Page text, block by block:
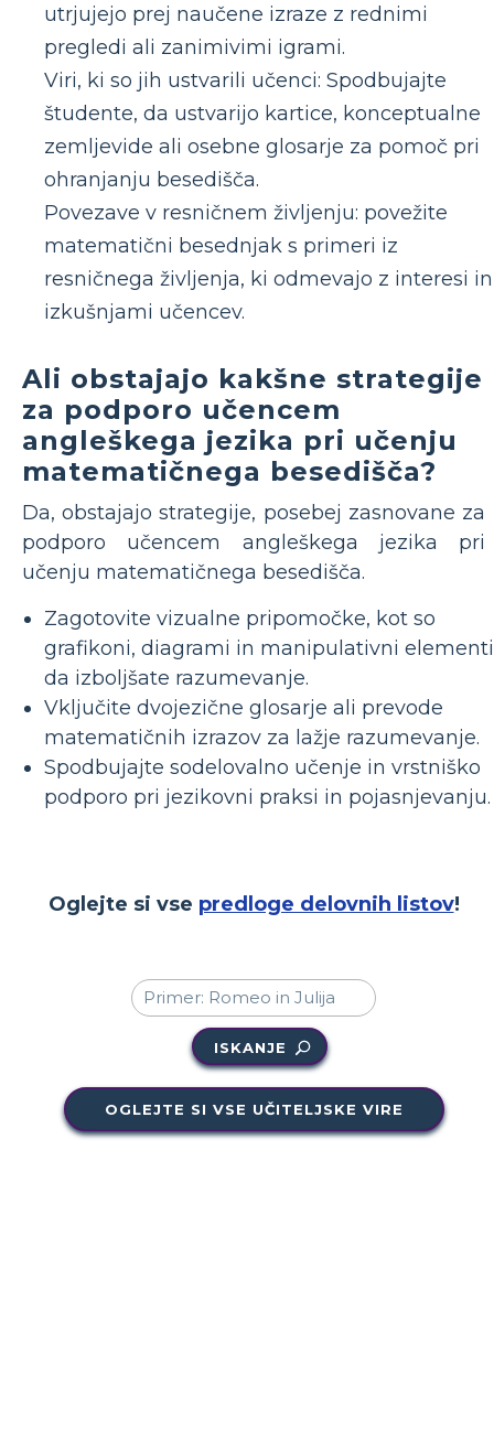
utrjujejo prej naučene izraze z rednimi
pregledi ali zanimivimi igrami.
Viri, ki so jih ustvarili učenci: Spodbujajte
študente, da ustvarijo kartice, konceptualne
zemljevide ali osebne glosarje za pomoč pri
ohranjanju besedišča.
Povezave v resničnem življenju: povežite
matematični besednjak s primeri iz
resničnega življenja, ki odmevajo z interesi in
izkušnjami učencev.
Ali obstajajo kakšne strategije
za podporo učencem
angleškega jezika pri učenju
matematičnega besedišča?
Da, obstajajo strategije, posebej zasnovane za
podporo učencem angleškega jezika pri
učenju matematičnega besedišča.
Zagotovite vizualne pripomočke, kot so
grafikoni, diagrami in manipulativni
da izboljšate razumevanje.
Vključite dvojezične glosarje ali prevode
matematičnih izrazov za lažje razumevanje.
Spodbujajte sodelovalno učenje in vrstniško
podporo pri jezikovni praksi in pojasnjevanju.
Oglejte si vse predloge delovnih listov!
ISKANJE
OGLEJTE SI VSE UČITELJSKE VIRE